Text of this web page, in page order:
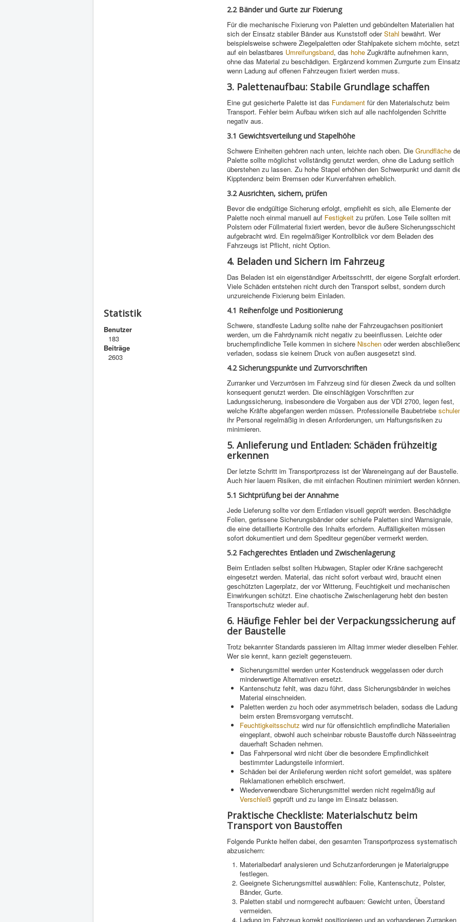
Statistik
Benutzer
183
Beiträge
2603
2.2 Bänder und Gurte zur Fixierung
Für die mechanische Fixierung von Paletten und gebündelten Materialien hat
sich der Einsatz stabiler Bänder aus Kunststoff oderStahl bewährt. Wer
beispielsweise schwere Ziegelpaletten oder Stahlpakete sichern möchte, setzt
auf ein belastbares Umreifungsband, das hohe Zugkräfte aufnehmen kann,
ohne das Material zu beschädigen. Ergänzend kommen Zurrgurte zum
wenn Ladung auf offenen Fahrzeugen fixiert werden muss.
3. Palettenaufbau: Stabile Grundlage schaffen
Eine gut gesicherte Palette ist das Fundament für den Materialschutz beim
Transport. Fehler beim Aufbau wirken sich auf alle nachfolgenden Schritte
negativ aus.
3.1 Gewichtsverteilung und Stapelhöhe
Schwere Einheiten gehören nach unten, leichte nach oben. Die Grundfläche
Palette sollte möglichst vollständig genutzt werden, ohne die Ladung seitlich
überstehen zu lassen. Zu hohe Stapel erhöhen den Schwerpunkt und damit
Kipptendenz beim Bremsen oder Kurvenfahren erheblich.
3.2 Ausrichten, sichern, prüfen
Bevor die endgültige Sicherung erfolgt, empfiehlt es sich, alle Elemente der
Palette noch einmal manuell auf Festigkeit zu prüfen. Lose Teile sollten mit
Polstern oder Füllmaterial fixiert werden, bevor die äußere Sicherungsschicht
aufgebracht wird. Ein regelmäßiger Kontrollblick vor dem Beladen des
Fahrzeugs ist Pflicht, nicht Option.
4. Beladen und Sichern im Fahrzeug
Das Beladen ist ein eigenständiger Arbeitsschritt, der eigene Sorgfalt erfordert.
Viele Schäden entstehen nicht durch den Transport selbst, sondern durch
unzureichende Fixierung beim Einladen.
4.1 Reihenfolge und Positionierung
Schwere, standfeste Ladung sollte nahe der Fahrzeugachsen positioniert
werden, um die Fahrdynamik nicht negativ zu beeinflussen. Leichte oder
bruchempfindliche Teile kommen in sichere Nischen oder werden
verladen, sodass sie keinem Druck von außen ausgesetzt sind.
4.2 Sicherungspunkte und Zurrvorschriften
Zurranker und Verzurrösen im Fahrzeug sind für diesen Zweck da und sollten
konsequent genutzt werden. Die einschlägigen Vorschriften zur
Ladungssicherung, insbesondere die Vorgaben aus der VDI 2700, legen fest,
welche Kräfte abgefangen werden müssen. Professionelle Baubetriebe
ihr Personal regelmäßig in diesen Anforderungen, um Haftungsrisiken zu
minimieren.
5. Anlieferung und Entladen: Schäden frühzeitig
erkennen
Der letzte Schritt im Transportprozess ist der Wareneingang auf der Baustelle.
Auch hier lauern Risiken, die mit einfachen Routinen minimiert werden können.
5.1 Sichtprüfung bei der Annahme
Jede Lieferung sollte vor dem Entladen visuell geprüft werden. Beschädigte
Folien, gerissene Sicherungsbänder oder schiefe Paletten sind Warnsignale,
die eine detaillierte Kontrolle des Inhalts erfordern. Auffälligkeiten müssen
sofort dokumentiert und dem Spediteur gegenüber vermerkt werden.
5.2 Fachgerechtes Entladen und Zwischenlagerung
Beim Entladen selbst sollten Hubwagen, Stapler oder Kräne sachgerecht
eingesetzt werden. Material, das nicht sofort verbaut wird, braucht einen
geschützten Lagerplatz, der vor Witterung, Feuchtigkeit und mechanischen
Einwirkungen schützt. Eine chaotische Zwischenlagerung hebt den besten
Transportschutz wieder auf.
6. Häufige Fehler bei der Verpackungssicherung auf
der Baustelle
Trotz bekannter Standards passieren im Alltag immer wieder dieselben Fehler.
Wer sie kennt, kann gezielt gegensteuern.
Sicherungsmittel werden unter Kostendruck weggelassen oder durch
minderwertige Alternativen ersetzt.
Kantenschutz fehlt, was dazu führt, dass Sicherungsbänder in weiches
Material einschneiden.
Paletten werden zu hoch oder asymmetrisch beladen, sodass die Ladung
beim ersten Bremsvorgang verrutscht.
Feuchtigkeitsschutz wird nur für offensichtlich empfindliche Materialien
eingeplant, obwohl auch scheinbar robuste Baustoffe durch Nässeeintrag
dauerhaft Schaden nehmen.
Das Fahrpersonal wird nicht über die besondere Empfindlichkeit
bestimmter Ladungsteile informiert.
Schäden bei der Anlieferung werden nicht sofort gemeldet, was spätere
Reklamationen erheblich erschwert.
Wiederverwendbare Sicherungsmittel werden nicht regelmäßig auf
Verschleiß geprüft und zu lange im Einsatz belassen.
Praktische Checkliste: Materialschutz beim
Transport von Baustoffen
Folgende Punkte helfen dabei, den gesamten Transportprozess systematisch
abzusichern:
Materialbedarf analysieren und Schutzanforderungen je Materialgruppe
festlegen.
Geeignete Sicherungsmittel auswählen: Folie, Kantenschutz, Polster,
Bänder, Gurte.
Paletten stabil und normgerecht aufbauen: Gewicht unten, Überstand
vermeiden.
Ladung im Fahrzeug korrekt positionieren und an vorhandenen Zurranken